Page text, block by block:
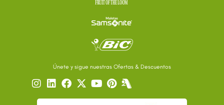
Únete y sigue nuestras Ofertas & Descuentos